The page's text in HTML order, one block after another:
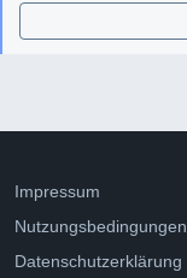
Impressum
Nutzungsbedingungen
Datenschutzerklärung